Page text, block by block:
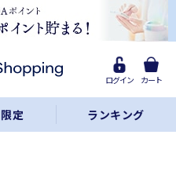
ログイン カート
定 ランキング